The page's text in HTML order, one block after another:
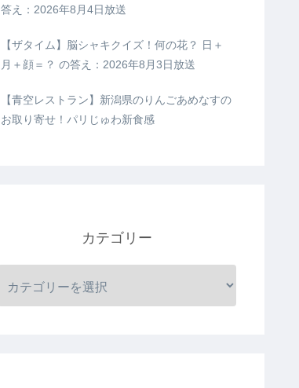
答え：2026年8月4日放送
【ザタイム】脳シャキクイズ！何の花？ 日＋
月＋顔＝？ の答え：2026年8月3日放送
【青空レストラン】新潟県のりんごあめなすの
お取り寄せ！パリじゅわ新食感
カテゴリー